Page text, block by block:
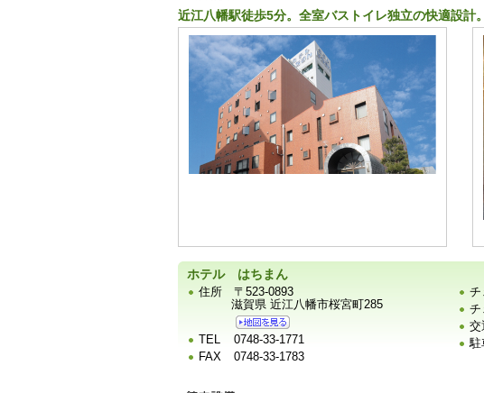
近江八幡駅徒歩5分。全室バストイレ独立の快適設計
宿
泊
施
設
ホテル はちまん
住所
〒523-0893
滋賀県 近江八幡市桜宮町285
TEL
0748-33-1771
FAX
0748-33-1783
チ
チ
交
駐